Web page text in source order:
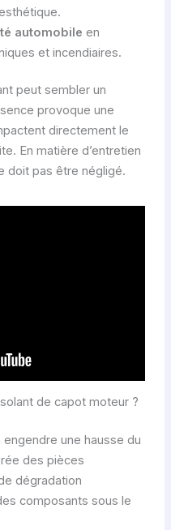
automobile en
et incendiaires.
peut sembler un
provoque une
directement le
En matière d’entretien
doit pas être négligé.
de capot moteur ?
une hausse du
des pièces
dégradation
composants sous le